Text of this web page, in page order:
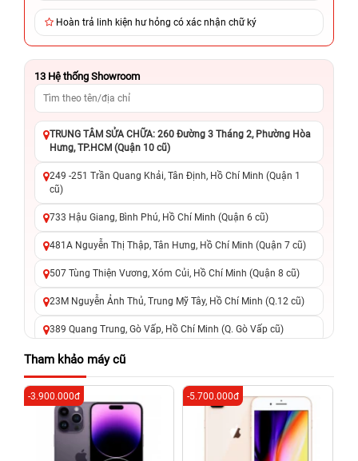
Hoàn trả linh kiện hư hỏng có xác nhận chữ ký
13 Hệ thống Showroom
TRUNG TÂM SỬA CHỮA: 260 Đường 3 Tháng 2, Phường Hòa
Hưng, TP.HCM (Quận 10 cũ)
249 -251 Trần Quang Khải, Tân Định, Hồ Chí Minh (Quận 1
cũ)
733 Hậu Giang, Bình Phú, Hồ Chí Minh (Quận 6 cũ)
481A Nguyễn Thị Thập, Tân Hưng, Hồ Chí Minh (Quận 7 cũ)
507 Tùng Thiện Vương, Xóm Củi, Hồ Chí Minh (Quận 8 cũ)
23M Nguyễn Ảnh Thủ, Trung Mỹ Tây, Hồ Chí Minh (Q.12 cũ)
389 Quang Trung, Gò Vấp, Hồ Chí Minh (Q. Gò Vấp cũ)
625 - 625A Âu Cơ, Tân Phú, Hồ Chí Minh (Quận Tân Phú cũ)
326 Lê Văn Việt, Tăng Nhơn Phú, Hồ Chí Minh (Q.9 TP. Thủ
Đức cũ)
256 Võ Văn Ngân, Thủ Đức, Hồ Chí Minh (Bình Thọ, TP. Thủ
Tham khảo máy cũ
-3.900.000đ -5.700.000đ